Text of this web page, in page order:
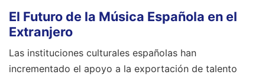
El Futuro de la Música Española en el
Extranjero
Las instituciones culturales españolas han
incrementado el apoyo a la exportación de talento